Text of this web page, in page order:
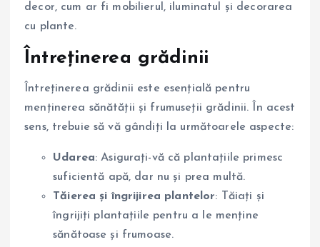
decor, cum ar fi mobilierul, iluminatul și decorarea
cu plante.
Întreținerea grădinii
Întreținerea grădinii este esențială pentru
menținerea sănătății și frumuseții grădinii. În acest
sens, trebuie să vă gândiți la următoarele aspecte:
Udarea: Asigurați-vă că plantațiile primesc
suficientă apă, dar nu și prea multă.
Tăierea și îngrijirea plantelor: Tăiați și
îngrijiți plantațiile pentru a le menține
sănătoase și frumoase.